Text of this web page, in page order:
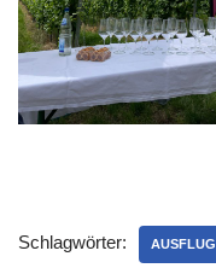
Schlagwörter: AUSFLUG